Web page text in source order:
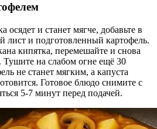
осядет и станет мягче, добавьте в
лист и подготовленный картофель.
кипятка, перемешайте и снова
на слабом огне ещё 30
не станет мягким, а капуста
Готовое блюдо снимите с
5-7 минут перед подачей.